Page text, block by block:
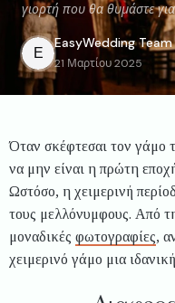
γιορτή που θα θυμάστε
E
EasyWedding Team
21 Μαρτίου 2025
Όταν σκέφτεσαι τον γάμο
να μην είναι η πρώτη
Ωστόσο, η χειμερινή
τους μελλόνυμφους. Από
μοναδικές φωτογραφίες,
χειμερινό γάμο μια